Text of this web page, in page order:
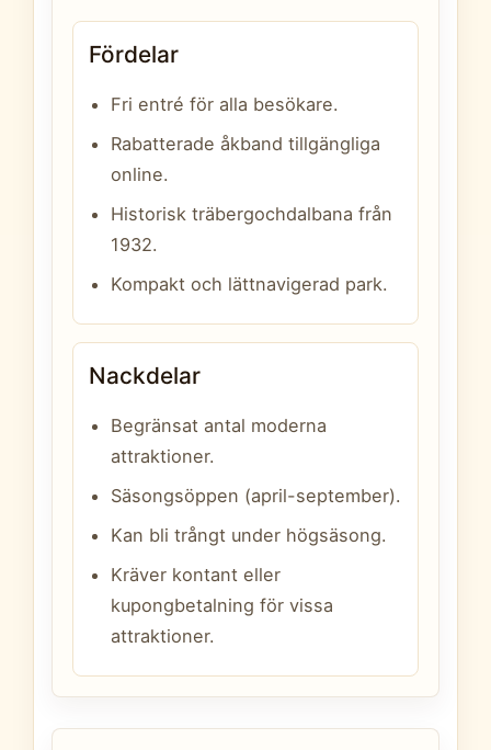
Fördelar
Fri entré för alla besökare.
Rabatterade åkband tillgängliga
online.
Historisk träbergochdalbana från
1932.
Kompakt och lättnavigerad park.
Nackdelar
Begränsat antal moderna
attraktioner.
Säsongsöppen (april-september).
Kan bli trångt under högsäsong.
Kräver kontant eller
kupongbetalning för vissa
attraktioner.